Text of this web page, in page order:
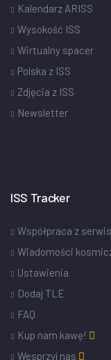
Kalendarz ARISS
Wysokość ISS
Wirtualny spacer
Polska z ISS
Zdjęcia z ISS
Newsletter
ISS Tracker
Współpraca z
Wiadomości
Ustawienia
Dodaj TLE
FAQ
Kup nam kawę!
Wesprzyj nas